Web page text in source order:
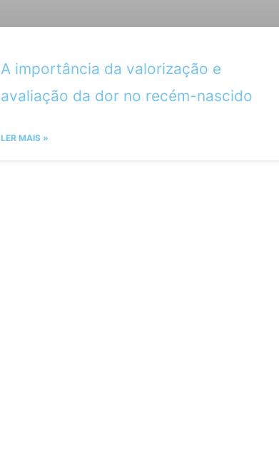
A importância da valorização e
avaliação da dor no recém-nascido
LER MAIS »